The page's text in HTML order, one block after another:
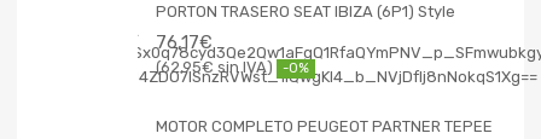
PORTON TRASERO SEAT IBIZA (6P1) Style
76,17€
62,95€ -0%
MOTOR COMPLETO PEUGEOT PARTNER TEPEE